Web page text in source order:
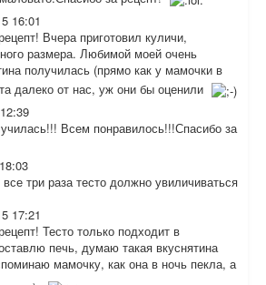
16:01
Вчера приготовил куличи,
размера. Любимой моей очень
получилась (прямо как у мамочки в
далеко от нас, уж они бы оценили
Всем понравилось!!!Спасибо за
три раза тесто должно увиличиваться
17:21
Тесто только подходит в
печь, думаю такая вкуснятина
мамочку, как она в ночь пекла, а